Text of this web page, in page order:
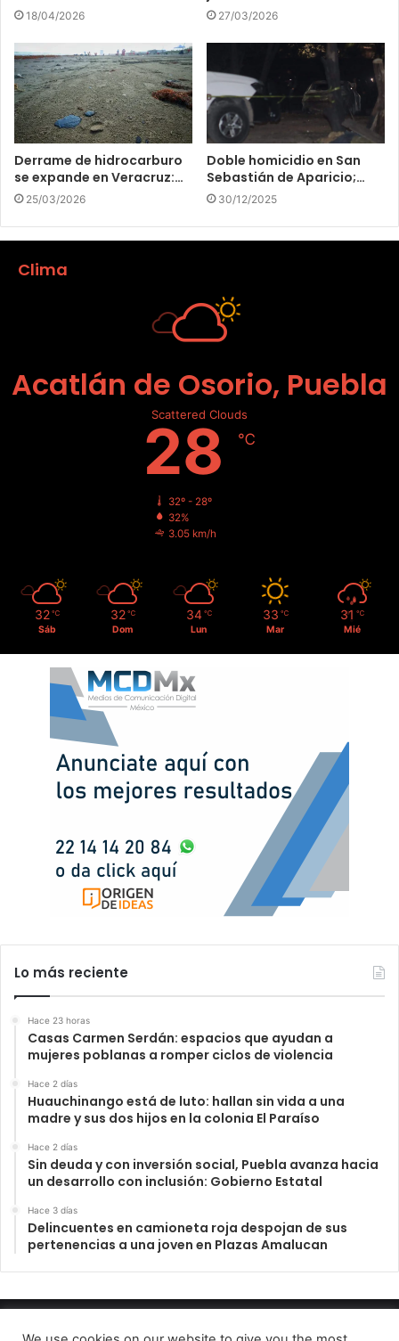
18/04/2026 27/03/2026
Derrame de hidrocarburo
se expande en Veracruz:…
25/03/2026
Doble homicidio en San
Sebastián de Aparicio;…
30/12/2025
Clima
Acatlán de Osorio, Puebla
Scattered Clouds
28 ℃
32º - 28º
32%
3.05 km/h
32 ℃
Sáb
32 ℃
Dom
34 ℃
Lun
33 ℃
Mar
31 ℃
Mié
Lo más reciente
Hace 23 horas
Casas Carmen Serdán: espacios que ayudan a
mujeres poblanas a romper ciclos de violencia
Hace 2 días
Huauchinango está de luto: hallan sin vida a una
madre y sus dos hijos en la colonia El Paraíso
Hace 2 días
Sin deuda y con inversión social, Puebla avanza hacia
un desarrollo con inclusión: Gobierno Estatal
Hace 3 días
Delincuentes en camioneta roja despojan de sus
pertenencias a una joven en Plazas Amalucan
INFORME23 PERIODICO DIGITAL 2022